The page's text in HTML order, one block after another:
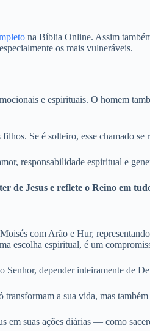
na Bíblia Online. Assim
os mais vulneráveis.
e espirituais. O homem
Se é solteiro, esse chamado
responsabilidade espiritual e
de Jesus e reflete o Reino em
escolha espiritual, é um
Senhor, depender inteiramente de
transformam a sua vida, mas
em suas ações diárias — como